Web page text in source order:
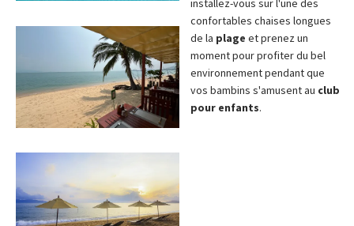
installez-vous sur l'une des
confortables chaises longues
de la plage et prenez un
moment pour profiter du bel
environnement pendant que
vos bambins s'amusent au club
pour enfants.